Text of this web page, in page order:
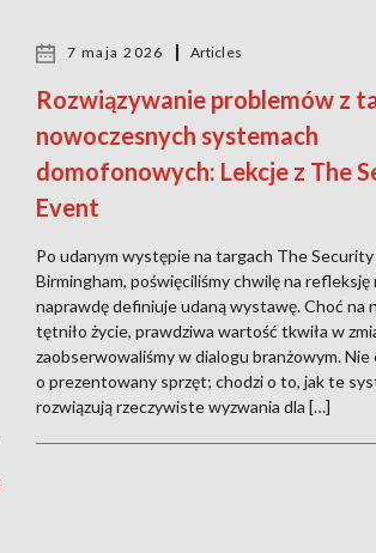
7 maja 2026 Articles
Rozwiązywanie problemów z
nowoczesnych systemach
domofonowych: Lekcje z The
Event
Po udanym występie na targach The
Birmingham, poświęciliśmy chwilę na refleksję
naprawdę definiuje udaną wystawę. Choć na
tętniło życie, prawdziwa wartość tkwiła w
zaobserwowaliśmy w dialogu branżowym. Nie
o prezentowany sprzęt; chodzi o to, jak te
rozwiązują rzeczywiste wyzwania dla […]